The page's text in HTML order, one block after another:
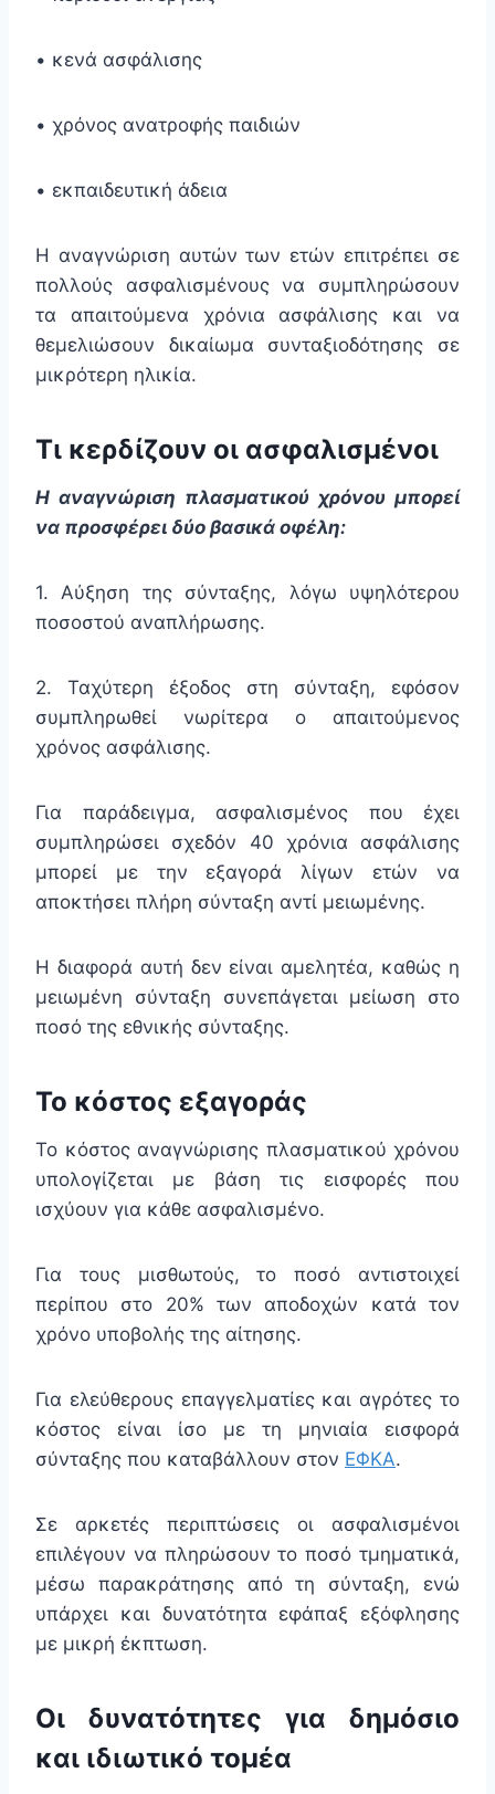
• κενά ασφάλισης
• χρόνος ανατροφής παιδιών
• εκπαιδευτική άδεια
Η αναγνώριση αυτών των ετών επιτρέπει σε
πολλούς ασφαλισμένους να συμπληρώσουν
τα απαιτούμενα χρόνια ασφάλισης και να
θεμελιώσουν δικαίωμα συνταξιοδότησης σε
μικρότερη ηλικία.
Τι κερδίζουν οι ασφαλισμένοι
Η αναγνώριση πλασματικού χρόνου μπορεί
να προσφέρει δύο βασικά οφέλη:
1.Αύξηση της σύνταξης, λόγω υψηλότερου
ποσοστού αναπλήρωσης.
2. Ταχύτερη έξοδος στη σύνταξη, εφόσον
συμπληρωθεί νωρίτερα ο απαιτούμενος
χρόνος ασφάλισης.
Για παράδειγμα, ασφαλισμένος που έχει
συμπληρώσει σχεδόν 40 χρόνια ασφάλισης
μπορεί με την εξαγορά λίγων ετών να
αποκτήσει πλήρη σύνταξη αντί μειωμένης.
Η διαφορά αυτή δεν είναι αμελητέα, καθώς η
μειωμένη σύνταξη συνεπάγεται μείωση στο
ποσό της εθνικής σύνταξης.
Το κόστος εξαγοράς
Το κόστος αναγνώρισης πλασματικού χρόνου
υπολογίζεται με βάση τις εισφορές που
ισχύουν για κάθε ασφαλισμένο.
Για τους μισθωτούς, το ποσό αντιστοιχεί
περίπου στο 20% των αποδοχών κατά τον
χρόνο υποβολής της αίτησης.
Για ελεύθερους επαγγελματίες και αγρότες το
κόστος είναι ίσο με τη μηνιαία εισφορά
σύνταξης που καταβάλλουν στον ΕΦΚΑ.
Σε αρκετές περιπτώσεις οι ασφαλισμένοι
επιλέγουν να πληρώσουν το ποσό τμηματικά,
μέσω παρακράτησης από τη σύνταξη, ενώ
υπάρχει και δυνατότητα εφάπαξ εξόφλησης
με μικρή έκπτωση.
Οι δυνατότητες για δημόσιο
και ιδιωτικό τομέα